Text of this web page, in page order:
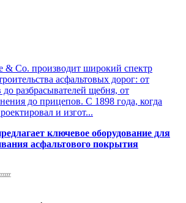
& Co. производит широкий спектр
асфальтовых дорог: от
до разбрасывателей щебня, от
до прицепов. С 1898 года, когда
и изгот...
ключевое оборудование для
асфальтового покрытия